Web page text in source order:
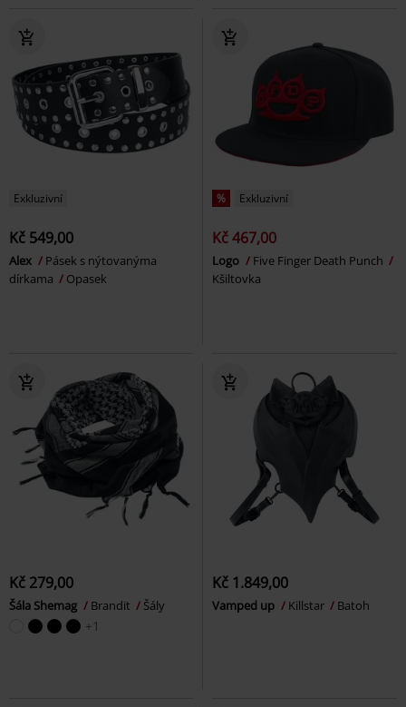
Exkluzivní
Kč 549,00
Alex
Pásek s nýtovanýma
dírkama
Opasek
% Exkluzivní
Kč 467,00
Logo
Five Finger Death Punch
Kšiltovka
Kč 279,00
Šála Shemag Brandit Šály
+1
Kč 1.849,00
Vamped up Killstar Batoh